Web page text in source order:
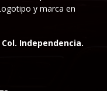
y marca en
Independencia.